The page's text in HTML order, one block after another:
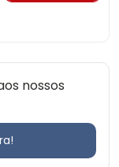
nossos